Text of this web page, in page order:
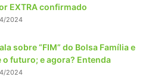
EXTRA confirmado
2024
sobre “FIM” do Bolsa Família e
o futuro; e agora? Entenda
2024